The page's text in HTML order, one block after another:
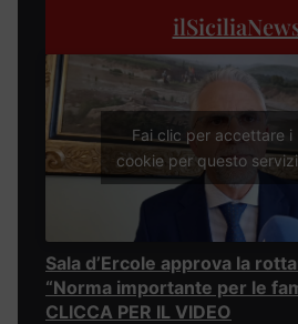
Fai clic per accettare i
cookie per questo
Sala d’Ercole approva la
“Norma importante per le
CLICCA PER IL VIDEO